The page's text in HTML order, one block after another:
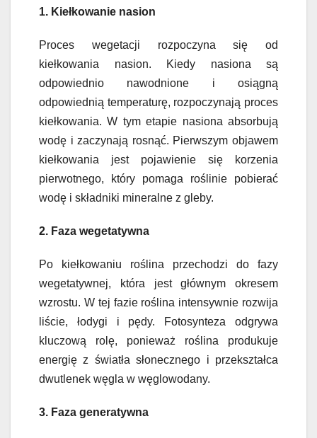
1. Kiełkowanie nasion
Proces wegetacji rozpoczyna się od
kiełkowania nasion. Kiedy nasiona są
odpowiednio nawodnione i osiągną
odpowiednią temperaturę, rozpoczynają proces
kiełkowania. W tym etapie nasiona absorbują
wodę i zaczynają rosnąć. Pierwszym objawem
kiełkowania jest pojawienie się korzenia
pierwotnego, który pomaga roślinie pobierać
wodę i składniki mineralne z gleby.
2. Faza wegetatywna
Po kiełkowaniu roślina przechodzi do fazy
wegetatywnej, która jest głównym okresem
wzrostu. W tej fazie roślina intensywnie rozwija
liście, łodygi i pędy. Fotosynteza odgrywa
kluczową rolę, ponieważ roślina produkuje
energię z światła słonecznego i przekształca
dwutlenek węgla w węglowodany.
3. Faza generatywna